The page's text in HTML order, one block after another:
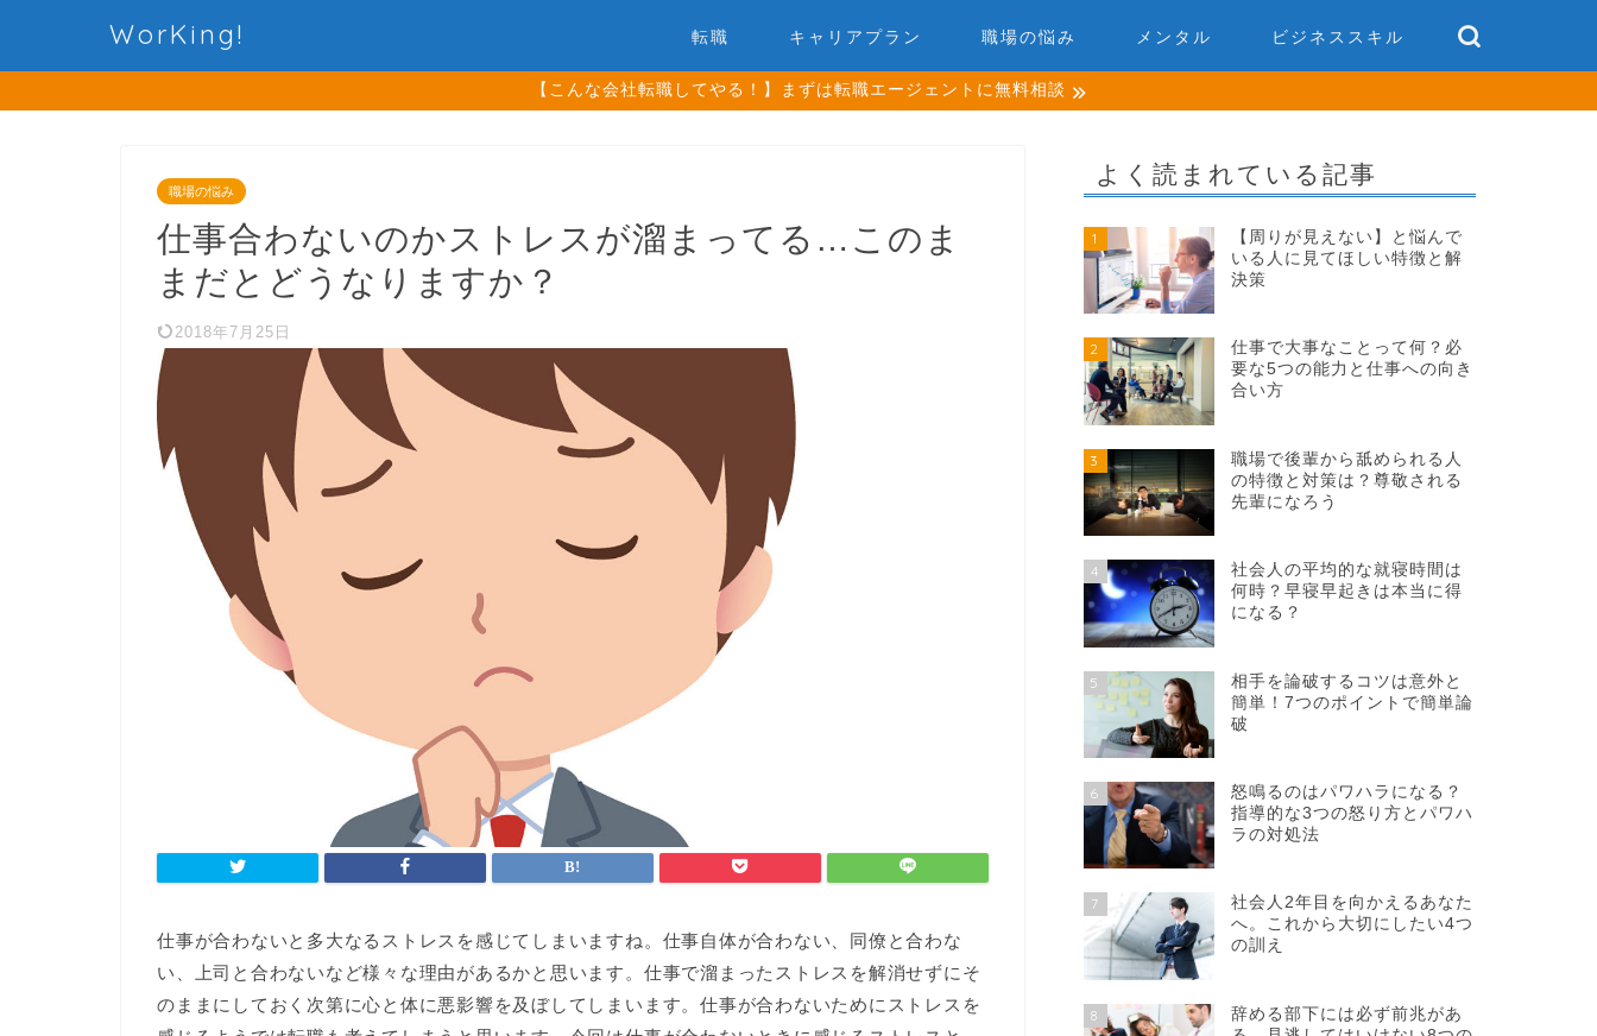
WorKing! 転職 キャリアプラン 職場の悩み メンタル ビジネススキル
【こんな会社転職してやる！】まずは転職エージェントに無料相談
職場の悩み
仕事合わないのかストレスが溜まってる…このま
まだとどうなりますか？
2018年7月25日
仕事が合わないと多大なるストレスを感じてしまいますね。仕事自体が合わない、同僚と合わな
い、上司と合わないなど様々な理由があるかと思います。仕事で溜まったストレスを解消せずにそ
のままにしておく次第に心と体に悪影響を及ぼしてしまいます。仕事が合わないためにストレスを
よく読まれている記事
1
【周りが見えない】と悩んで
いる人に見てほしい特徴と解
決策
2
仕事で大事なことって何？必
要な5つの能力と仕事への向き
合い方
3
職場で後輩から舐められる人
の特徴と対策は？尊敬される
先輩になろう
4
社会人の平均的な就寝時間は
何時？早寝早起きは本当に得
になる？
5
相手を論破するコツは意外と
簡単！7つのポイントで簡単論
破
6
怒鳴るのはパワハラになる？
指導的な3つの怒り方とパワハ
ラの対処法
7
社会人2年目を向かえるあなた
へ。これから大切にしたい4つ
の訓え
8
辞める部下には必ず前兆があ